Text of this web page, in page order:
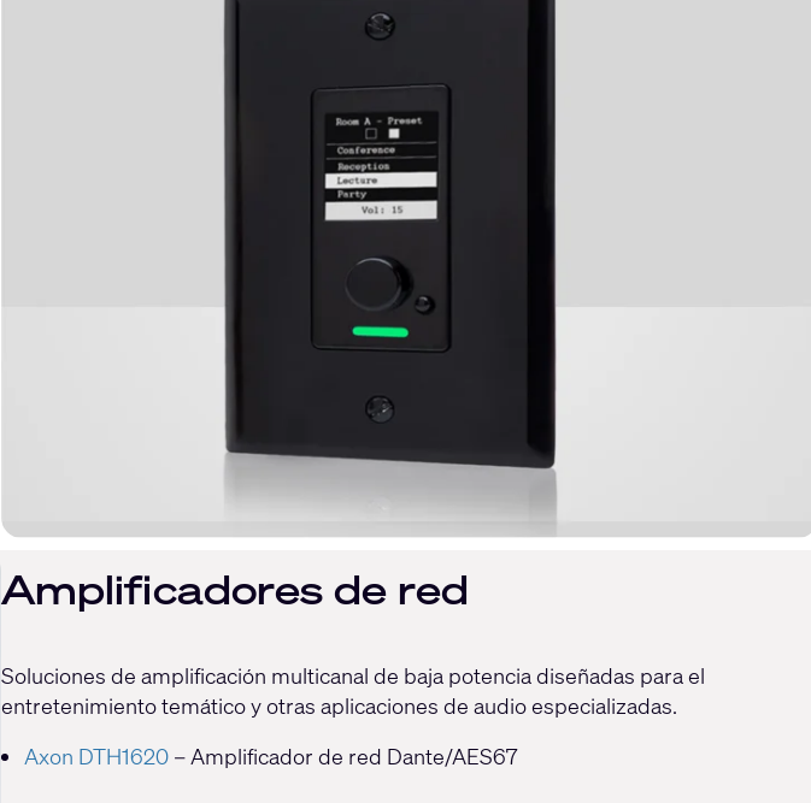
Amplificadores de red
Soluciones de amplificación multicanal de baja potencia diseñadas para el
entretenimiento temático y otras aplicaciones de audio especializadas.
Axon DTH1620– Amplificador de red Dante/AES67